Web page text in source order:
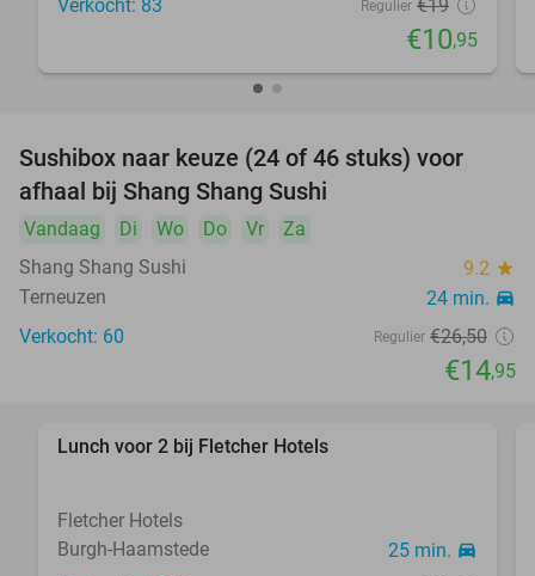
Verkocht: 83 Regulier €19
€10,95
44%
Sushibox naar keuze (24 of 46 stuks) voor
afhaal bij Shang Shang Sushi
Vandaag Di Wo Do Vr
Za
Shang Shang Sushi
9.2 star
Terneuzen 24 min. directions_car
Verkocht: 60 Regulier €26,50
€14,95
Lunch voor 2 bij Fletcher Hotels
Fletcher Hotels
Burgh-Haamstede
25 min. directions_car